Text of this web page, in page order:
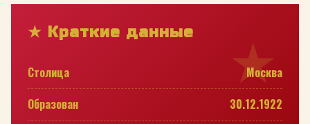
★ Краткие данные
Столица
Москва
Образован
30.12.1922